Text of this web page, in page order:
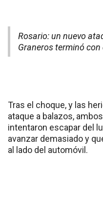
Rosario: un nuevo
Graneros terminó
Tras el choque, y las
ataque a balazos,
intentaron escapar del
avanzar demasiado y
al lado del automóvil.